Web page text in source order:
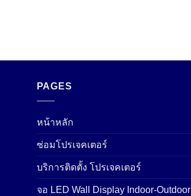
PAGES
หน้าหลัก
ซ่อมโปรเจคเตอร์
บริการติดตั้ง โปรเจคเตอร์
จอ LED Wall Display Indoor-Outdoor